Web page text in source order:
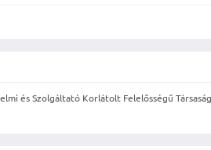
és Szolgáltató Korlátolt Felelősségű